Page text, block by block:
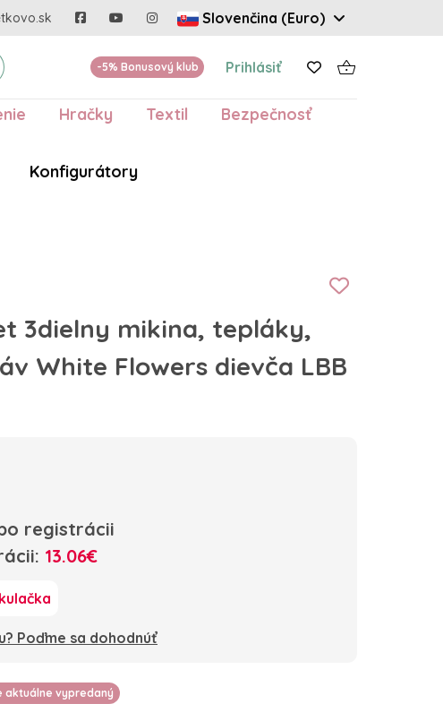
Slovenčina (Euro)
-5% Bonusový klub Prihlásiť
Hračky Textil
Bezpečnosť
Konfigurátory
3dielny mikina, tepláky,
White Flowers dievča LBB
registrácii
13.06€
Poďme sa dohodnúť
aktuálne vypredaný